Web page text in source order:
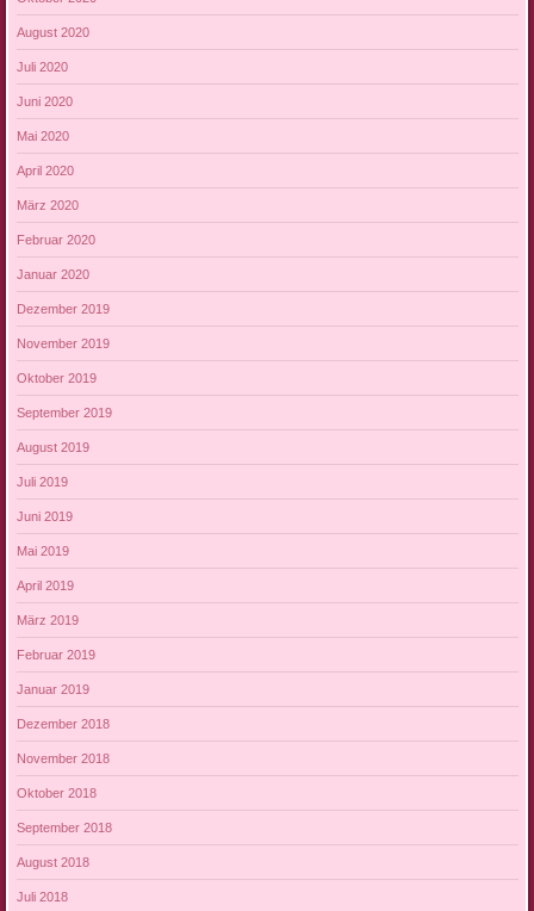
August 2020
Juli 2020
Juni 2020
Mai 2020
April 2020
März 2020
Februar 2020
Januar 2020
Dezember 2019
November 2019
Oktober 2019
September 2019
August 2019
Juli 2019
Juni 2019
Mai 2019
April 2019
März 2019
Februar 2019
Januar 2019
Dezember 2018
November 2018
Oktober 2018
September 2018
August 2018
Juli 2018